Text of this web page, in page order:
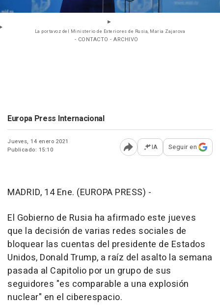
La portavoz del Ministerio de Exteriores de Rusia, Maria Zajarova
- CONTACTO - ARCHIVO
Europa Press Internacional
Jueves, 14 enero 2021
Publicado: 15:10
Abrir opciones para
IA Seguir en
MADRID, 14 Ene. (EUROPA PRESS) -
El Gobierno de Rusia ha afirmado este jueves
que la decisión de varias redes sociales de
bloquear las cuentas del presidente de Estados
Unidos, Donald Trump, a raíz del asalto la semana
pasada al Capitolio por un grupo de sus
seguidores "es comparable a una explosión
nuclear" en el ciberespacio.